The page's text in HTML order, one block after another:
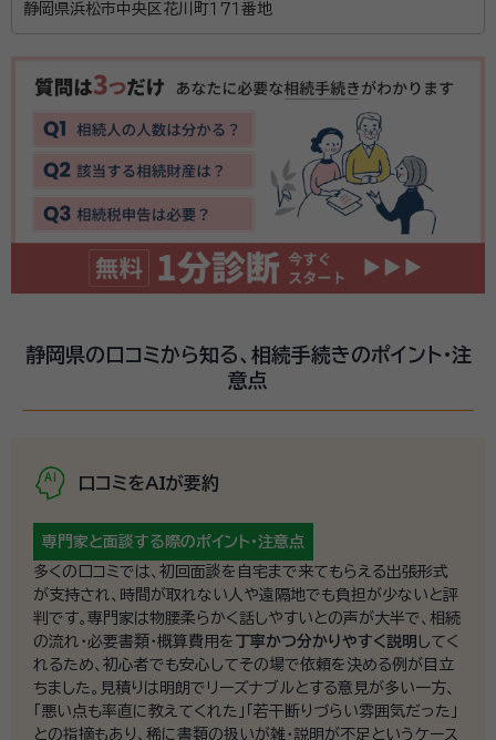
静岡県浜松市中央区花川町１７１番地
静岡県の口コミから知る、相続手続きのポイント・注
意点
口コミをAIが要約
専門家と面談する際のポイント・注意点
多くの口コミでは、初回面談を自宅まで来てもらえる出張形式
が支持され、時間が取れない人や遠隔地でも負担が少ないと評
判です。専門家は物腰柔らかく話しやすいとの声が大半で、相続
の流れ・必要書類・概算費用を 丁寧かつ分かりやすく説明 してく
れるため、初心者でも安心してその場で依頼を決める例が目立
ちました。見積りは明朗でリーズナブルとする意見が多い一方、
「悪い点も率直に教えてくれた」「若干断りづらい雰囲気だった」
との指摘もあり、稀に書類の扱いが雑・説明が不足というケース